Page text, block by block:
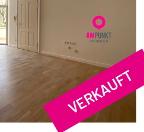
VERKAUFT